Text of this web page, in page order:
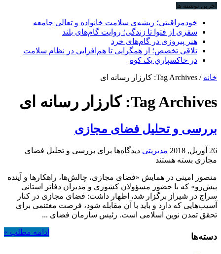
آخرین نوشته ها
خودمراقبتی؛ ریشه‌ی سلامت خانواده و تعالی جامعه
سفری از فتوا تا زندگی؛ روایت گام‌های بلند
هنر پیروزی در گام‌های خرد
تلاقی تخصص؛ از همگرایی تا هم‌افزایی در نظام سلامت
در خاکسپاریِ یک کوه
خانه / Tag Archives: کارزار رسانه ای
Tag Archives: کارزار رسانه ای
بررسی و تحلیل فضای مجازی
26 آوریل, 2018 مدیریتی دیدگاه‌ها برای بررسی و تحلیل فضای
مجازی بسته هستند
منصور امینی در همایش «فضای مجازی، چالش‌ها، راهکارها و آینده
پیش‌رو» که با حضور مسؤولان کشوری و مدیران دفاتر استانی
سراج در شیراز برگزار شد، اظهار داشت: فضای مجازی در کنار
آسیب‌هایی که دارد و باید با آن مقابله شود، فرصت مغتنمی برای
تحقق تمدن نوین اسلامی است. رئیس سازمان فضای ...
ادامه مطلب » دسته‌ها